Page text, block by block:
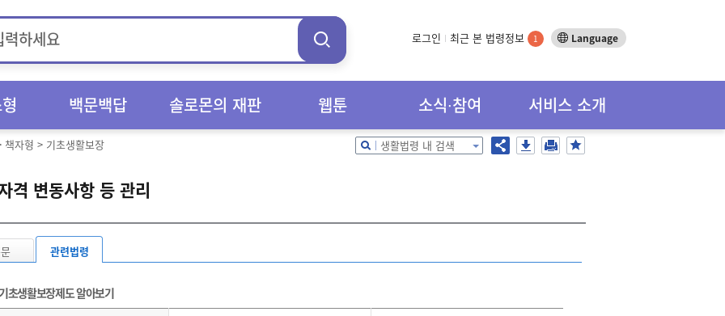
로그인 최근 본 법령정보 1 Language
백문백답 솔로몬의 재판 웹툰 소식∙참여 서비스 소개
책자형 > 기초생활보장 생활법령 내 검색
격 변동사항 등 관리
관련법령
초생활보장제도 알아보기